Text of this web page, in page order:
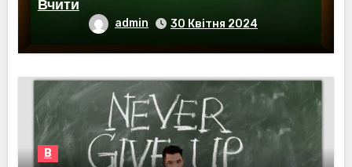
Вчити
admin 30 Квітня 2024
В